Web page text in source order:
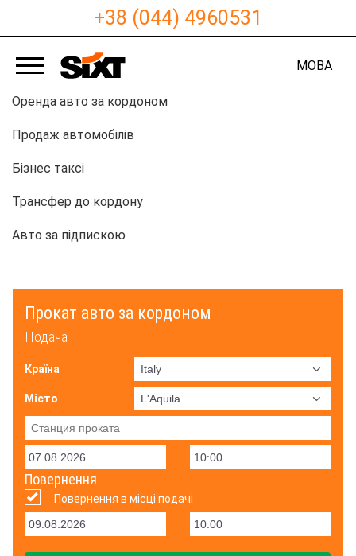
+38 (044) 4960531
МОВА
Оренда авто за кордоном
Продаж автомобілів
Бізнес таксі
Трансфер до кордону
Авто за підпискою
Прокат авто за кордоном
Подача
Країна
Місто
Повернення
Повернення в місці подачі